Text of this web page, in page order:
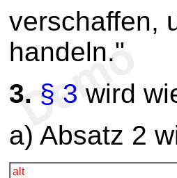
verschaffen,
handeln."
3. § 3 wird
a) Absatz 2
alt